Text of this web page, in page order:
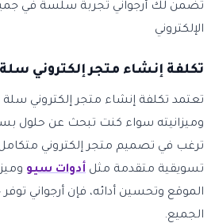
تضمن لك أرجواني تجربة سلسة في
الإلكتروني
تكلفة إنشاء متجر إلكتروني
تعتمد تكلفة إنشاء متجر إلكتروني
وميزانيته سواء كنت تبحث عن حلول
ترغب في تصميم متجر إلكتروني
تسويقية متقدمة مثل أدوات سيو
الموقع وتحسين أدائه، فإن أرجواني
الجميع.